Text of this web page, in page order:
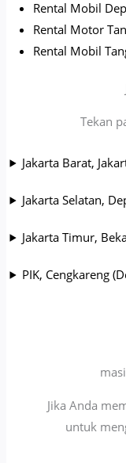
Rental Mobil
Rental Motor
Rental Mobil
Tekan
Jakarta Barat,
Jakarta Selatan,
Jakarta Timur,
PIK, Cengkareng
Jika Anda
untuk